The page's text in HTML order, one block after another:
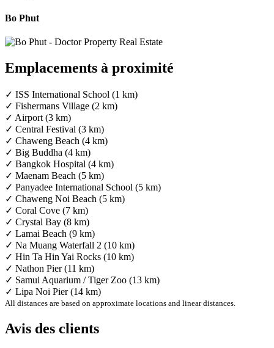
Bo Phut
Emplacements à proximité
✓ ISS International School (1 km)
✓ Fishermans Village (2 km)
✓ Airport (3 km)
✓ Central Festival (3 km)
✓ Chaweng Beach (4 km)
✓ Big Buddha (4 km)
✓ Bangkok Hospital (4 km)
✓ Maenam Beach (5 km)
✓ Panyadee International School (5 km)
✓ Chaweng Noi Beach (5 km)
✓ Coral Cove (7 km)
✓ Crystal Bay (8 km)
✓ Lamai Beach (9 km)
✓ Na Muang Waterfall 2 (10 km)
✓ Hin Ta Hin Yai Rocks (10 km)
✓ Nathon Pier (11 km)
✓ Samui Aquarium / Tiger Zoo (13 km)
✓ Lipa Noi Pier (14 km)
All distances are based on approximate locations and linear distances.
Avis des clients